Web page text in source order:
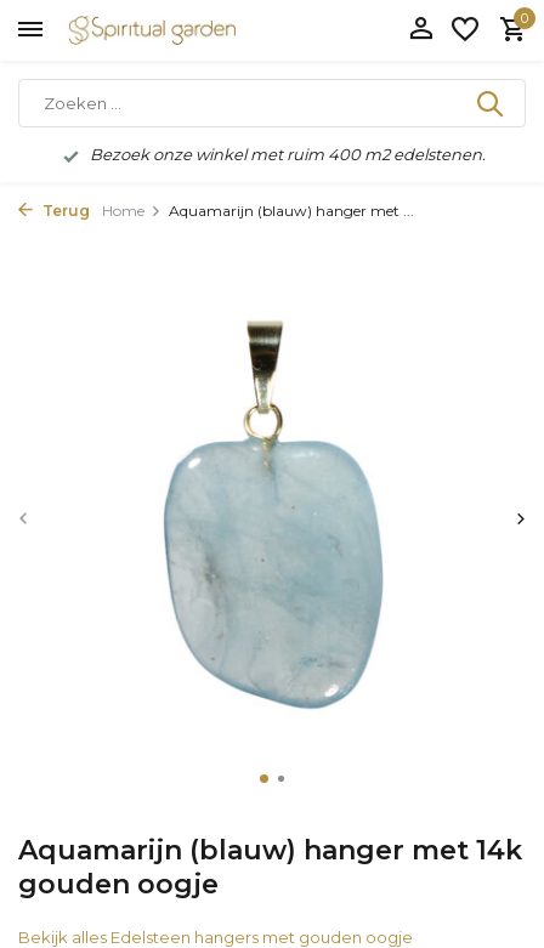
0
Bezoek onze winkel met ruim 400 m2 edelstenen.
Terug Home Aquamarijn (blauw) hanger met ...
Aquamarijn (blauw) hanger met 14k
gouden oogje
Bekijk alles Edelsteen hangers met gouden oogje